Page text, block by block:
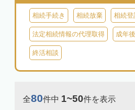
相続手続き 相続放棄 相続登
法定相続情報の代理取得 成年
終活相談
全80件中 1~50件を表示